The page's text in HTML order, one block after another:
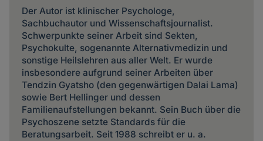
Der Autor ist klinischer Psychologe,
Sachbuchautor und Wissenschaftsjournalist.
Schwerpunkte seiner Arbeit sind Sekten,
Psychokulte, sogenannte Alternativmedizin und
sonstige Heilslehren aus aller Welt. Er wurde
insbesondere aufgrund seiner Arbeiten über
Tendzin Gyatsho (den gegenwärtigen Dalai Lama)
sowie Bert Hellinger und dessen
Familienaufstellungen bekannt. Sein Buch über die
Psychoszene setzte Standards für die
Beratungsarbeit. Seit 1988 schreibt er u. a.